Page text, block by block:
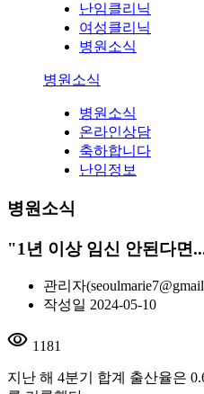
난임클리닉
여성클리닉
병원소식
병원소식
병원소식
온라인상담
축하합니다
난임정보
병원소식
"1년 이상 임신 안된다면
관리자
작성일 2024-05-10
visibility 1181
지난 해 4분기 합계 출산율은